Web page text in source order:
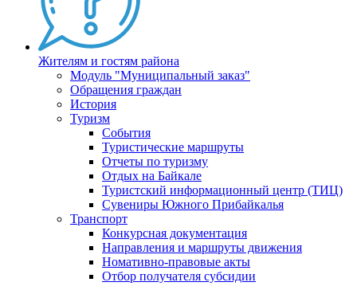
Жителям и гостям района
Модуль "Муниципальный заказ"
Обращения граждан
История
Туризм
События
Туристические маршруты
Отчеты по туризму
Отдых на Байкале
Туристский информационный центр (ТИЦ)
Сувениры Южного Прибайкалья
Транспорт
Конкурсная документация
Направления и маршруты движения
Номативно-правовые акты
Отбор получателя субсидии